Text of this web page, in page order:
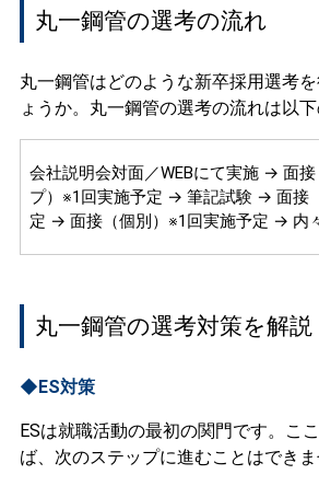
丸一鋼管の選考の流れ
丸一鋼管はどのような新卒採用選考
ょうか。丸一鋼管の選考の流れは以下
会社説明会対面／WEBにて実施 → 面
プ）※1回実施予定 → 筆記試験 → 面接
定 → 面接（個別）※1回実施予定 → 内
丸一鋼管の選考対策を解説
◆ES対策
ESは就職活動の最初の関門です。こ
ば、次のステップに進むことはできま